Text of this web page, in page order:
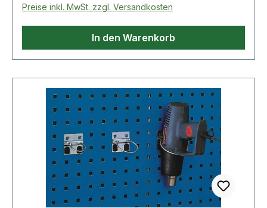
Preise inkl. MwSt. zzgl. Versandkosten
In den Warenkorb